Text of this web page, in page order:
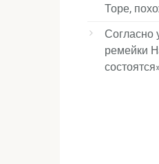
Торе,
Согласно
ремейки